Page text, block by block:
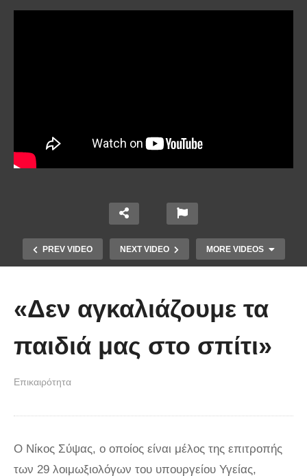
PREV VIDEO NEXT VIDEO MORE VIDEOS
πρώτη στιγμή και συγκίνησε το
«Δεν αγκαλιάζουμε τα
παιδιά μας στο σπίτι»
Επικαιρότητα
Ο Νίκος Σύψας, ο οποίος είναι μέλος της επιτροπής
των 29 λοιμωξιολόγων του υπουργείου Υγείας,